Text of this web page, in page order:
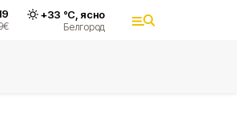
€
+33 °С, ясно
Белгород